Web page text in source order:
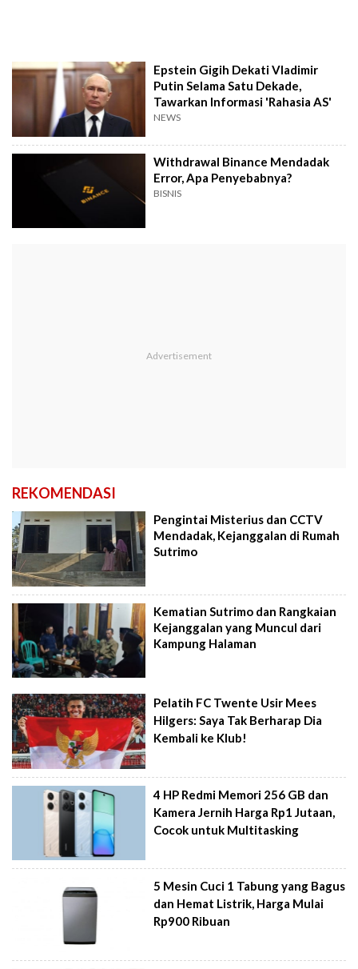
Epstein Gigih Dekati Vladimir
Putin Selama Satu Dekade,
Tawarkan Informasi 'Rahasia AS'
NEWS
Withdrawal Binance Mendadak
Error, Apa Penyebabnya?
BISNIS
REKOMENDASI
Pengintai Misterius dan CCTV
Mendadak, Kejanggalan di Rumah
Sutrimo
Kematian Sutrimo dan Rangkaian
Kejanggalan yang Muncul dari
Kampung Halaman
Pelatih FC Twente Usir Mees
Hilgers: Saya Tak Berharap Dia
Kembali ke Klub!
4 HP Redmi Memori 256 GB dan
Kamera Jernih Harga Rp1 Jutaan,
Cocok untuk Multitasking
5 Mesin Cuci 1 Tabung yang Bagus
dan Hemat Listrik, Harga Mulai
Rp900 Ribuan